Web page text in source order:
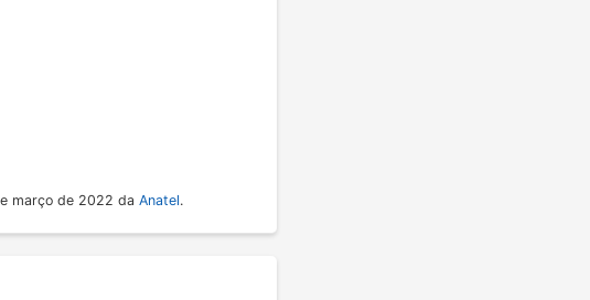
março de 2022 da Anatel.